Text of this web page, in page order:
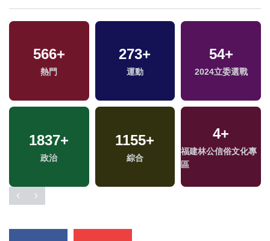
566+
熱門
273+
運動
54+
2024立委選戰
1837+
政治
1155+
綜合
4+
福建林公信俗文化專
區
18+
演唱會
62+ 413+
藝文
25+
2024總統大選
111+
影視
1128
文教